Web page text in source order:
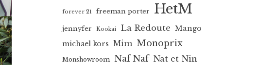
forever 21 freeman porter HetM
jennyfer Kookai La Redoute Mango
michael kors Mim Monoprix
Monshowroom Naf Naf Nat et Nin